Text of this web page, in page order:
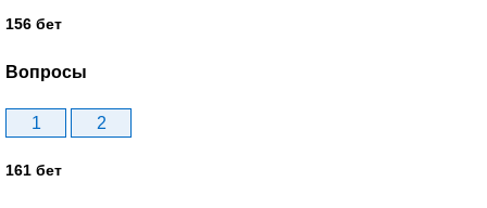
156 бет
Вопросы
1 2
161 бет